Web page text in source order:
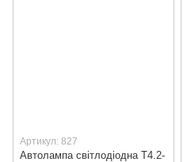
Артикул: 827
Автолампа світлодіодна T4.2-